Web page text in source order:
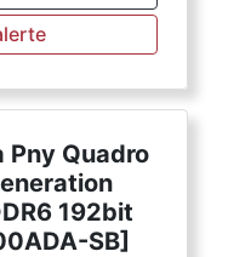
Pny Quadro
192bit
SB]